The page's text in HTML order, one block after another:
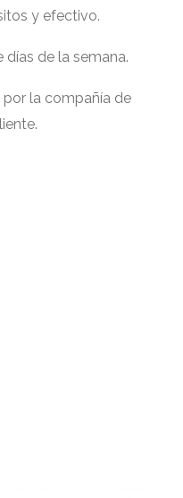
y efectivo.
días de la semana.
la compañía de